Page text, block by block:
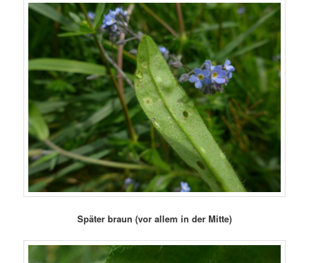
Später braun (vor allem in der Mitte)